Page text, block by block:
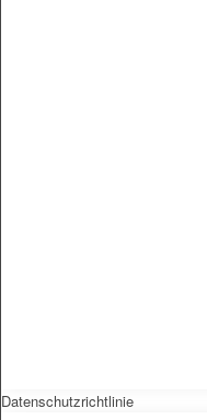
Datenschutzrichtlinie